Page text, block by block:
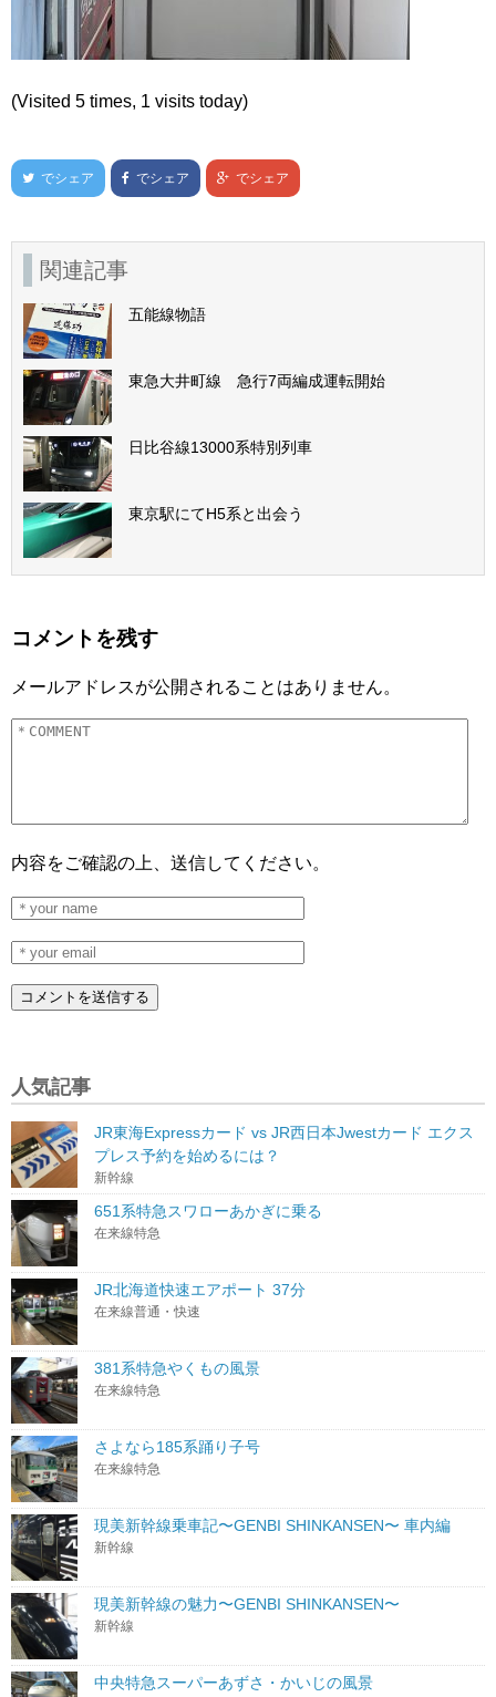
(Visited 5 times, 1 visits today)
でシェア でシェア でシェア
関連記事
五能線物語
東急大井町線 急行7両編成運転開始
日比谷線13000系特別列車
東京駅にてH5系と出会う
コメントを残す
メールアドレスが公開されることはありません。
内容をご確認の上、送信してください。
人気記事
JR東海Expressカード vs JR西日本Jwestカード エクス
プレス予約を始めるには？
新幹線
651系特急スワローあかぎに乗る
在来線特急
JR北海道快速エアポート 37分
在来線普通・快速
381系特急やくもの風景
在来線特急
さよなら185系踊り子号
在来線特急
現美新幹線乗車記〜GENBI SHINKANSEN〜 車内編
新幹線
現美新幹線の魅力〜GENBI SHINKANSEN〜
新幹線
中央特急スーパーあずさ・かいじの風景